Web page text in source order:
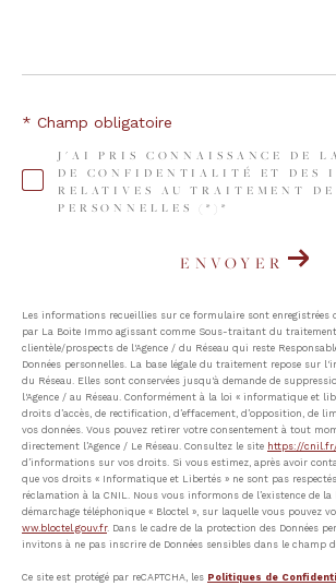
J'AI PRIS CONNAISSANCE DE
DE CONFIDENTIALITÉ ET DES
RELATIVES AU TRAITEMENT DE
PERSONNELLES (*)*
* Champ obligatoire
ENVOYER
Les informations recueillies sur ce formulaire sont
par La Boite Immo agissant comme Sous-traitant du
clientèle/prospects de l'Agence / du Réseau qui reste
Données personnelles. La base légale du traitement repose sur
du Réseau. Elles sont conservées jusqu'à demande de
l'Agence / au Réseau. Conformément à la loi « informatique et
droits d’accès, de rectification, d’effacement, d’opposition, de
vos données. Vous pouvez retirer votre consentement à tout
directement l’Agence / Le Réseau. Consultez le site https://
d’informations sur vos droits. Si vous estimez, après avoir
que vos droits « Informatique et Libertés » ne sont pas
réclamation à la CNIL. Nous vous informons de l’existence de
démarchage téléphonique « Bloctel », sur laquelle vous pouvez
ww.bloctel.gouv.fr. Dans le cadre de la protection des Données
invitons à ne pas inscrire de Données sensibles dans le champ
Ce site est protégé par reCAPTCHA, les Politiques de